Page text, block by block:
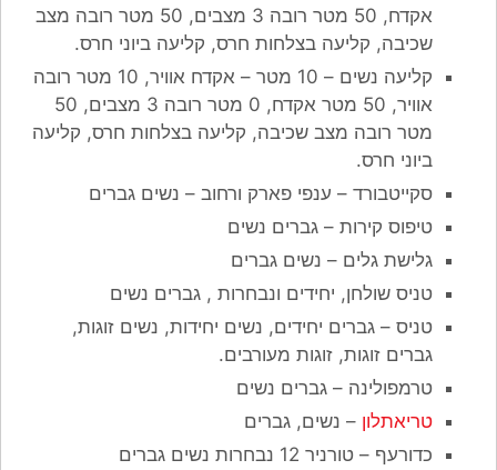
אקדח, 50 מטר רובה 3 מצבים, 50 מטר רובה מצב
שכיבה, קליעה בצלחות חרס, קליעה ביוני חרס.
קליעה נשים – 10 מטר – אקדח אוויר, 10 מטר רובה
אוויר, 50 מטר אקדח, 0 מטר רובה 3 מצבים, 50
מטר רובה מצב שכיבה, קליעה בצלחות חרס, קליעה
ביוני חרס.
סקייטבורד – ענפי פארק ורחוב – נשים גברים
טיפוס קירות – גברים נשים
גלישת גלים – נשים גברים
טניס שולחן, יחידים ונבחרות , גברים נשים
טניס – גברים יחידים, נשים יחידות, נשים זוגות,
גברים זוגות, זוגות מעורבים.
טרמפולינה – גברים נשים
טריאתלון – נשים, גברים
כדורעף – טורניר 12 נבחרות נשים גברים